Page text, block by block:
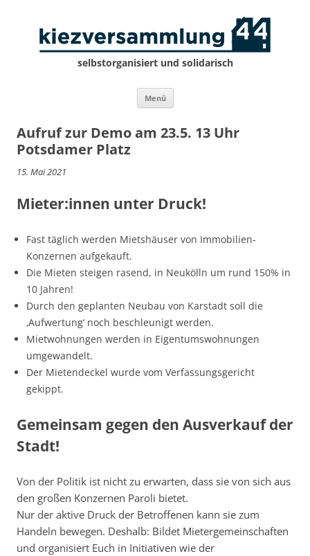
selbstorganisiert und solidarisch
Menü Zum
springen
Aufruf zur Demo am 23.5. 13 Uhr
Potsdamer Platz
15. Mai 2021
Mieter:innen unter Druck!
Fast täglich werden Mietshäuser von Immobilien-
Konzernen aufgekauft.
Die Mieten steigen rasend, in Neukölln um rund 150% in
10 Jahren!
Durch den geplanten Neubau von Karstadt soll die
‚Aufwertung‘ noch beschleunigt werden.
Mietwohnungen werden in Eigentumswohnungen
umgewandelt.
Der Mietendeckel wurde vom Verfassungsgericht
gekippt.
Gemeinsam gegen den Ausverkauf der
Stadt!
Von der Politik ist nicht zu erwarten, dass sie von sich aus
den großen Konzernen Paroli bietet.
Nur der aktive Druck der Betroffenen kann sie zum
Handeln bewegen. Deshalb: Bildet Mietergemeinschaften
und organisiert Euch in Initiativen wie der